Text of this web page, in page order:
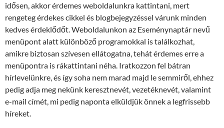
idősen, akkor érdemes weboldalunkra kattintani, mert
rengeteg érdekes cikkel és blogbejegyzéssel várunk minden
kedves érdeklődőt. Weboldalunkon az Eseménynaptár nevű
menüpont alatt különböző programokkal is találkozhat,
amikre biztosan szívesen ellátogatna, tehát érdemes erre a
menüpontra is rákattintani néha. Iratkozzon fel bátran
hírlevelünkre, és így soha nem marad majd le semmiről, ehhez
pedig adja meg nekünk keresztnevét, vezetéknevét, valamint
e-mail címét, mi pedig naponta elküldjük önnek a legfrissebb
híreket.